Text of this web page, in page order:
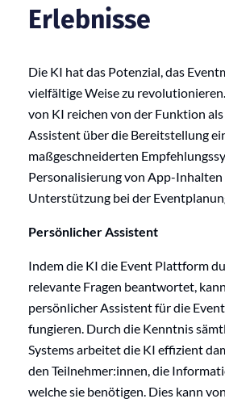
Erlebnisse
Die KI hat das Potenzial, das
vielfältige Weise zu
von KI reichen von der Funktion
Assistent über die Bereitstellung
maßgeschneiderten
Personalisierung von App-Inhalten
Unterstützung bei der
Persönlicher Assistent
Indem die KI die Event Plattform
relevante Fragen beantwortet,
persönlicher Assistent für die
fungieren. Durch die Kenntnis
Systems arbeitet die KI effizient
den Teilnehmer:innen, die
welche sie benötigen. Dies kann